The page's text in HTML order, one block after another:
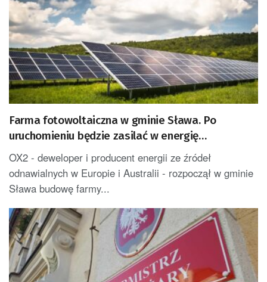
Farma fotowoltaiczna w gminie Sława. Po
uruchomieniu będzie zasilać w energię
elektryczną ok. 51 tys. gospodarstw domowych
rocznie
OX2 - deweloper i producent energii ze źródeł
odnawialnych w Europie i Australii - rozpoczął w gminie
Sława budowę farmy...